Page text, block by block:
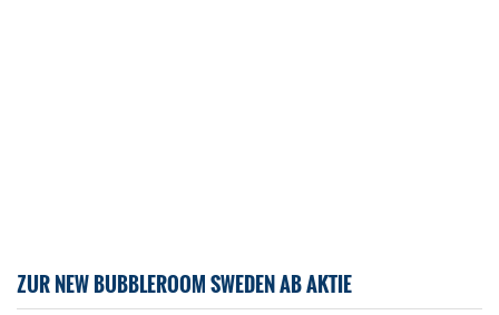
ZUR NEW BUBBLEROOM SWEDEN AB AKTIE